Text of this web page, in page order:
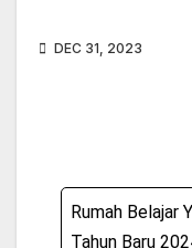
DEC 31, 2023
Rumah Belajar
Tahun Baru